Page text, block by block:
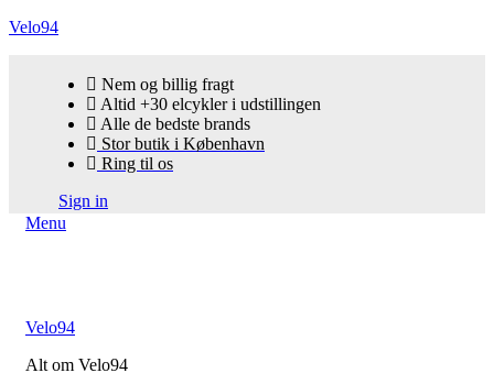
Velo94
Nem og billig fragt
Altid +30 elcykler i udstillingen
Alle de bedste brands
Stor butik i København
Ring til os
Sign in
Menu
Velo94
Alt om Velo94